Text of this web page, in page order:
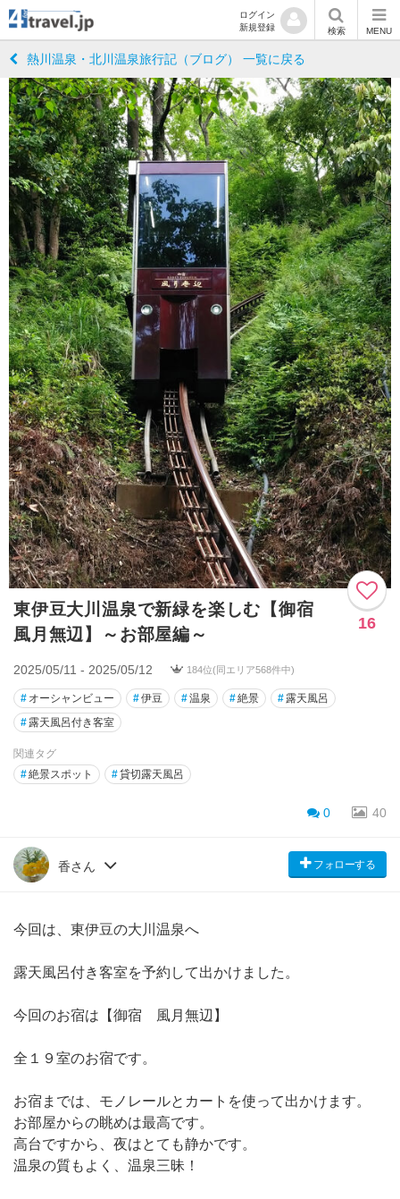
ログイン
新規登録
検索 MENU
熱川温泉・北川温泉旅行記（ブログ） 一覧に戻る
東伊豆大川温泉で新緑を楽しむ【御宿
風月無辺】～お部屋編～
16
2025/05/11 - 2025/05/12 184位(同エリア568件中)
# オーシャンビュー #伊豆 #温泉 #絶景 # 露天風呂
# 露天風呂付き客室
関連タグ
#絶景スポット #貸切露天風呂
0 40
香さん フォローする
今回は、東伊豆の大川温泉へ
露天風呂付き客室を予約して出かけました。
今回のお宿は【御宿 風月無辺】
全１９室のお宿です。
お宿までは、モノレールとカートを使って出かけます。
お部屋からの眺めは最高です。
高台ですから、夜はとても静かです。
温泉の質もよく、温泉三昧！